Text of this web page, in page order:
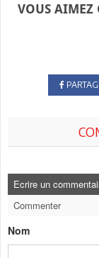
VOUS AIMEZ
Ecrire un
Commenter
Nom